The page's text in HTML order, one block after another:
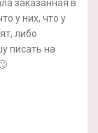
заказанная в
у них, что у
либо
писать на